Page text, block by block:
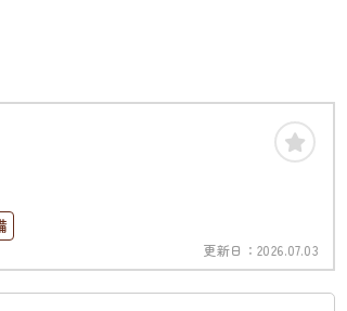
更新日： 2026.07.03